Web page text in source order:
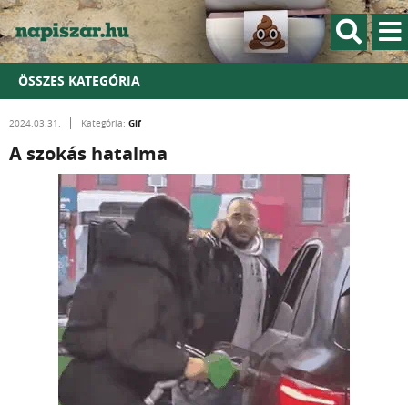
ÖSSZES KATEGÓRIA
2024.03.31. Kategória: Gif
A szokás hatalma